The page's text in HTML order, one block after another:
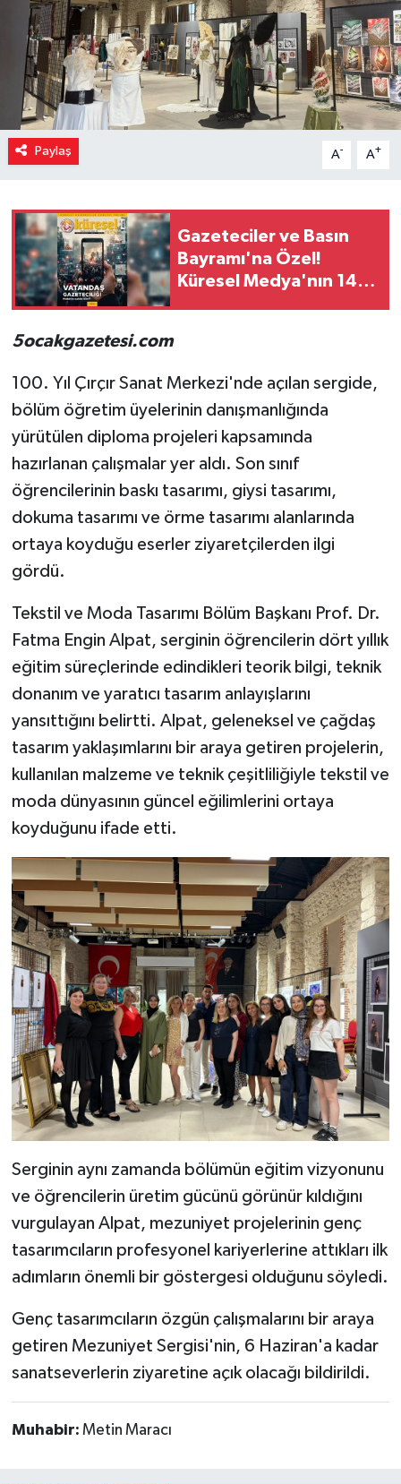
Paylaş A- A+
Gazeteciler ve Basın
Bayramı'na Özel!
Küresel Medya'nın 14.
5ocakgazetesi.com
100. Yıl Çırçır Sanat Merkezi'nde açılan sergide,
bölüm öğretim üyelerinin danışmanlığında
yürütülen diploma projeleri kapsamında
hazırlanan çalışmalar yer aldı. Son sınıf
öğrencilerinin baskı tasarımı, giysi tasarımı,
dokuma tasarımı ve örme tasarımı alanlarında
ortaya koyduğu eserler ziyaretçilerden ilgi
gördü.
Tekstil ve Moda Tasarımı Bölüm Başkanı Prof. Dr.
Fatma Engin Alpat, serginin öğrencilerin dört yıllık
eğitim süreçlerinde edindikleri teorik bilgi, teknik
donanım ve yaratıcı tasarım anlayışlarını
yansıttığını belirtti. Alpat, geleneksel ve çağdaş
tasarım yaklaşımlarını bir araya getiren projelerin,
kullanılan malzeme ve teknik çeşitliliğiyle tekstil ve
moda dünyasının güncel eğilimlerini ortaya
koyduğunu ifade etti.
Serginin aynı zamanda bölümün eğitim vizyonunu
ve öğrencilerin üretim gücünü görünür kıldığını
vurgulayan Alpat, mezuniyet projelerinin genç
tasarımcıların profesyonel kariyerlerine attıkları ilk
adımların önemli bir göstergesi olduğunu söyledi.
Genç tasarımcıların özgün çalışmalarını bir araya
getiren Mezuniyet Sergisi'nin, 6 Haziran'a kadar
sanatseverlerin ziyaretine açık olacağı bildirildi.
Muhabir: Metin Maracı